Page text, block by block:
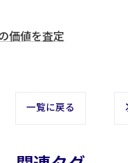
価値を査定
一覧に戻る